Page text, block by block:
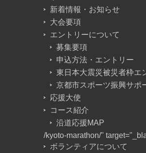
新着情報・お知らせ
大会要項
エントリーについて
募集要項
申込方法・エントリー
東日本大震災被災者枠エ
京都市スポーツ振興サポ
応援大使
コース紹介
沿道応援MAP
/kyoto-marathon/"
ボランティアについて